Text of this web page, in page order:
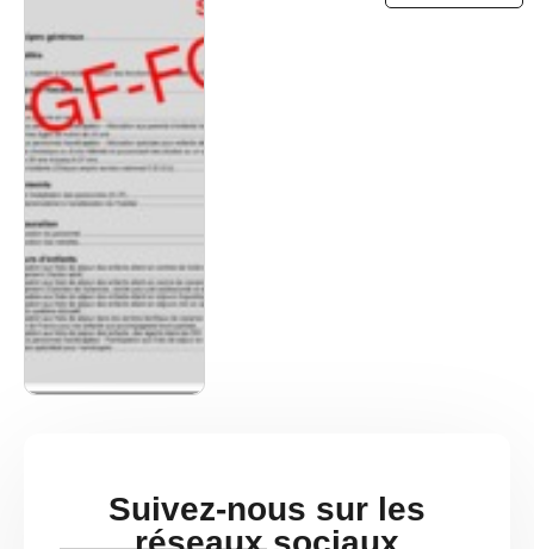
Suivez-nous sur les